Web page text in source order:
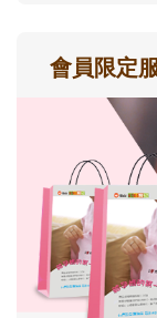
會員限定